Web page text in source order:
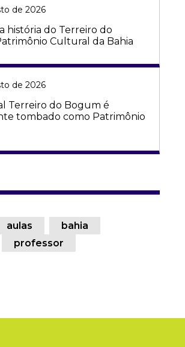
de 2026
história do Terreiro do
Cultural da Bahia
de 2026
Terreiro do Bogum é
tombado como Patrimônio
aulas
bahia
professor